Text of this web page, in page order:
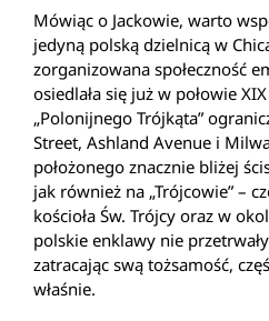
Mówiąc o Jackowie, warto
jedyną polską dzielnicą w
zorganizowana społeczność
osiedlała się już w połowie
„Polonijnego Trójkąta”
Street, Ashland Avenue i
położonego znacznie bliżej
jak również na „Trójcowie” –
kościoła Św. Trójcy oraz w
polskie enklawy nie
zatracając swą tożsamość,
właśnie.